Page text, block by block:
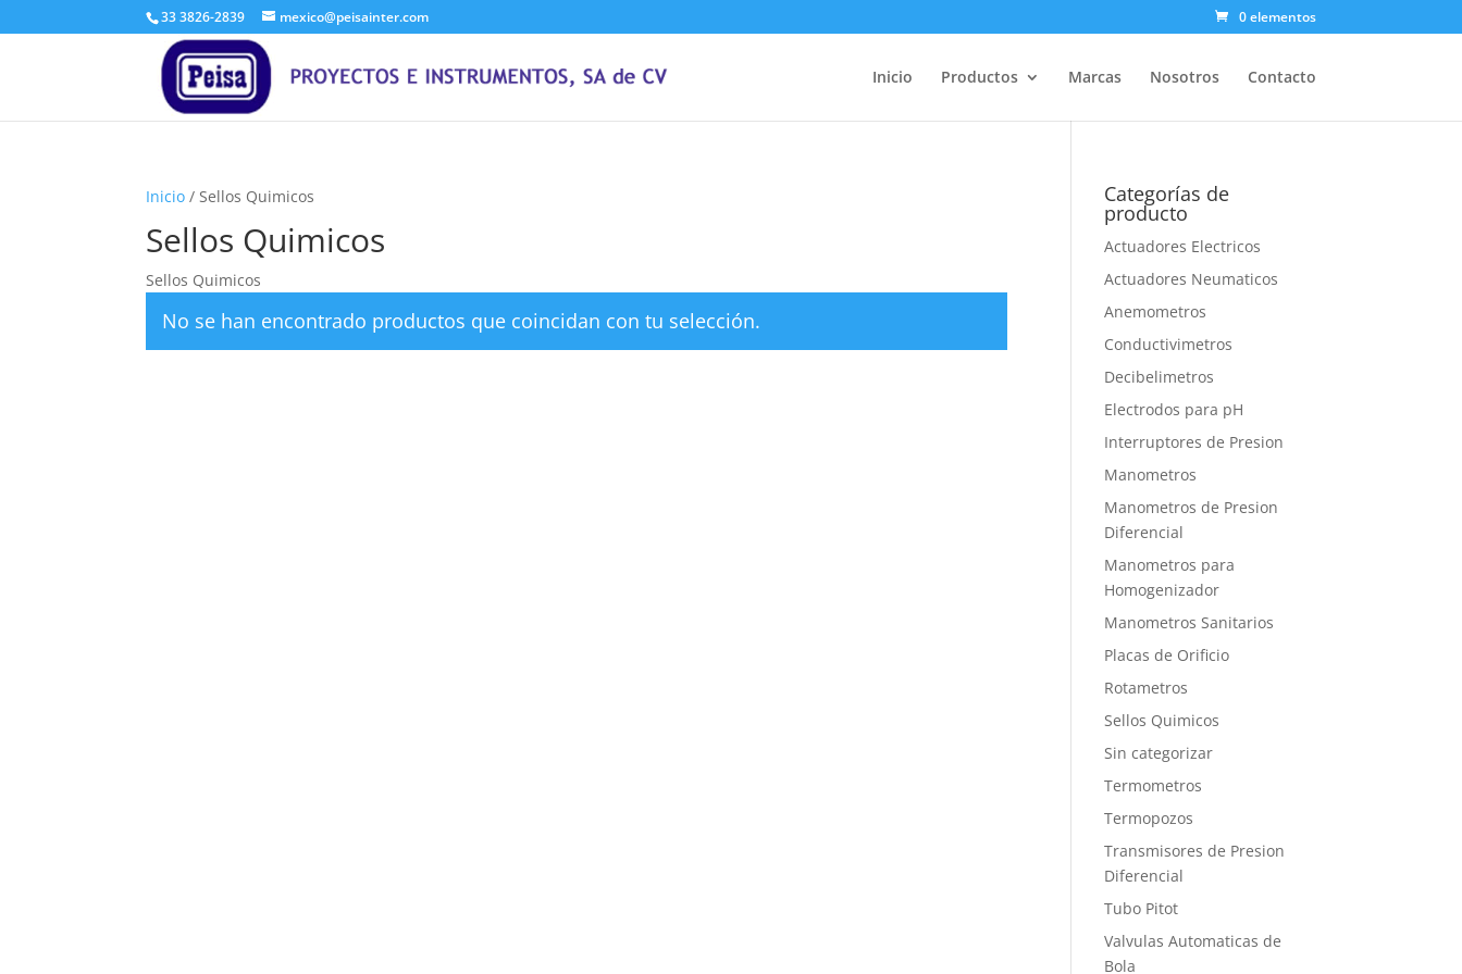
33 3826-2839 mexico@peisainter.com 0 elementos
Inicio Productos Marcas Nosotros Contacto
Inicio / Sellos Quimicos
Sellos Quimicos
Sellos Quimicos
No se han encontrado productos que coincidan con tu selección.
Categorías de
producto
Actuadores Electricos
Actuadores Neumaticos
Anemometros
Conductivimetros
Decibelimetros
Electrodos para pH
Interruptores de Presion
Manometros
Manometros de Presion
Diferencial
Manometros para
Homogenizador
Manometros Sanitarios
Placas de Orificio
Rotametros
Sellos Quimicos
Sin categorizar
Termometros
Termopozos
Transmisores de Presion
Diferencial
Tubo Pitot
Valvulas Automaticas de
Bola